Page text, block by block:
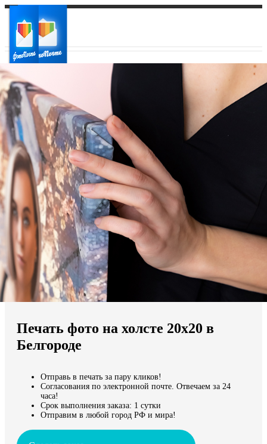
Ваш город:
Ваш регион доставки
Выберите из списка:
Мы доставляем по всему миру
Продолжить без города
Печать фото на холсте 20х20 в
Белгороде
Отправь в печать за пару кликов!
Согласования по электронной почте. Отвечаем за 24
часа!
Срок выполнения заказа: 1 сутки
Отправим в любой город РФ и мира!